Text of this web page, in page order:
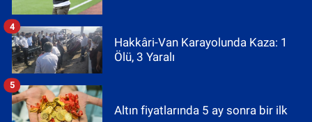
Hakkâri-Van Karayolunda Kaza: 1
Ölü, 3 Yaralı
4
Altın fiyatlarında 5 ay sonra bir ilk
5